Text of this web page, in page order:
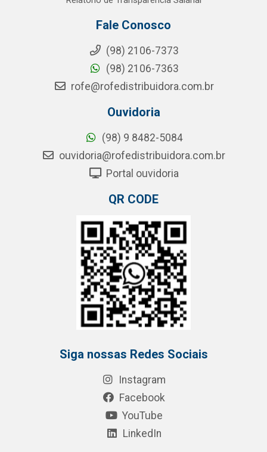
Fale Conosco
(98) 2106-7373
(98) 2106-7363
rofe@rofedistribuidora.com.br
Ouvidoria
(98) 9 8482-5084
ouvidoria@rofedistribuidora.com.br
Portal ouvidoria
QR CODE
Siga nossas Redes Sociais
Instagram
Facebook
YouTube
LinkedIn